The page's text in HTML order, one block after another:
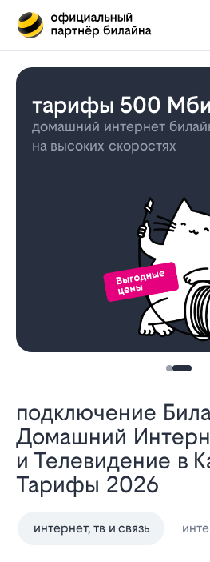
тарифы 500
домашний интернет
на высоких скоростях
Подключение Билайн:
Домашний
и Телевидение в
Тарифы 2026
интернет, тв и связь